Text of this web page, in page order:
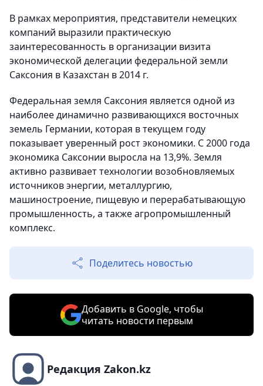
В рамках мероприятия, представители немецких
компаний выразили практическую
заинтересованность в организации визита
экономической делегации федеральной земли
Саксония в Казахстан в 2014 г.
Федеральная земля Саксония является одной из
наиболее динамично развивающихся восточных
земель Германии, которая в текущем году
показывает уверенный рост экономики. С 2000 года
экономика Саксонии выросла на 13,9%. Земля
активно развивает технологии возобновляемых
источников энергии, металлургию,
машиностроение, пищевую и перерабатывающую
промышленность, а также агропромышленный
комплекс.
Поделитесь новостью
Добавить в Google, чтобы
читать новости первым
Редакция Zakon.kz